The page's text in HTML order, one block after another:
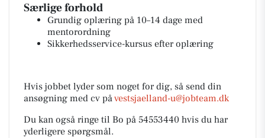
Særlige forhold
Grundig oplæring på 10–14 dage med
mentorordning
Sikkerhedsservice-kursus efter oplæring
Hvis jobbet lyder som noget for dig, så send din
ansøgning med cv påvestsjaelland-u@jobteam.dk
Du kan også ringe til Bo på 54553440 hvis du har
yderligere spørgsmål.